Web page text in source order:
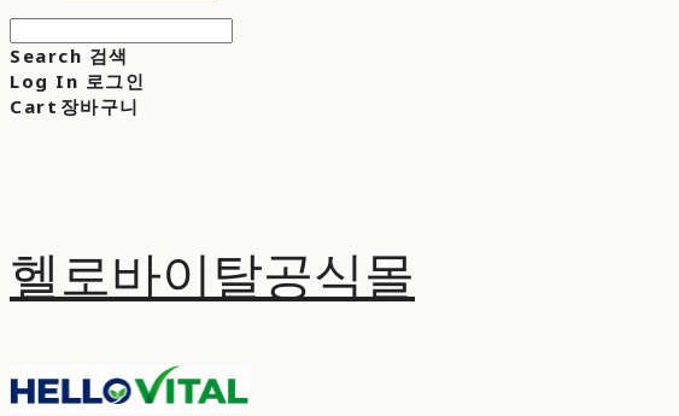
Search 검색
Log In 로그인
Cart 장바구니
헬로바이탈공식몰